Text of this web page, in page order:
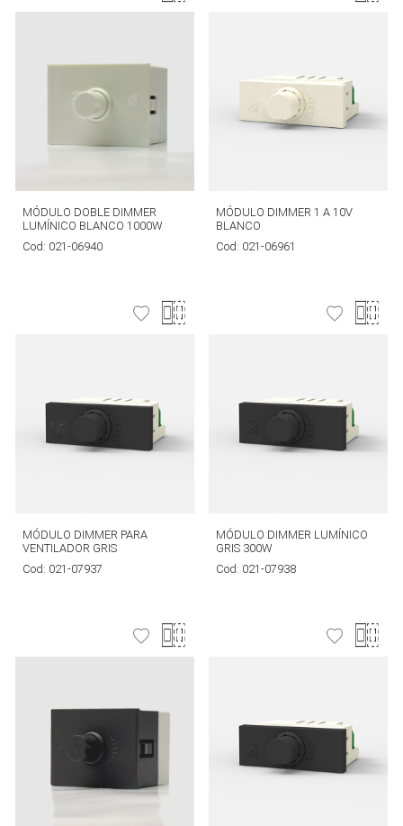
MÓDULO DOBLE DIMMER
LUMÍNICO BLANCO 1000W
Cod: 021-06940
MÓDULO DIMMER 1 A 10V
BLANCO
Cod: 021-06961
MÓDULO DIMMER PARA
VENTILADOR GRIS
Cod: 021-07937
MÓDULO DIMMER LUMÍNICO
GRIS 300W
Cod: 021-07938